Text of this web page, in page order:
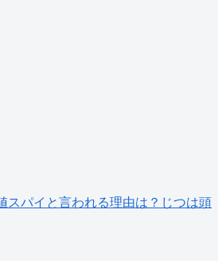
スパイと言われる理由は？じつは頭